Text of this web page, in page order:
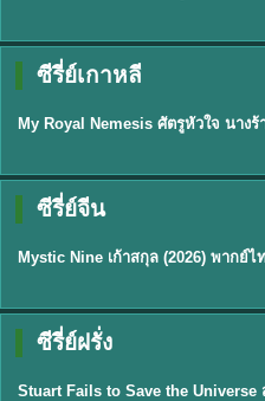
ซีรี่ย์เกาหลี
★ 8.9
ซับไทย
ซีรี่ย์จีน
★9
พากย์ไทย/ซับไทย
ซีรี่ย์ฝรั่ง
★9.3
พากย์ไทย